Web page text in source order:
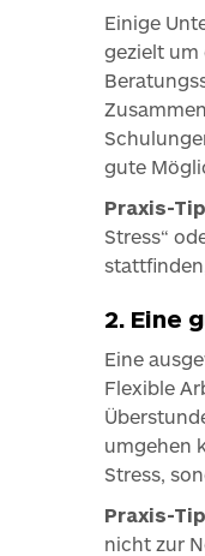
Einige
gezielt um
gute
Praxis-
Stress“
2. Eine
Eine
Flexible
umgehen
Stress,
Praxis-
nicht zur